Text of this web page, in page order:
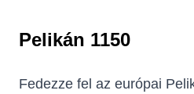
Pelikán 1150
Fedezze fel az európai